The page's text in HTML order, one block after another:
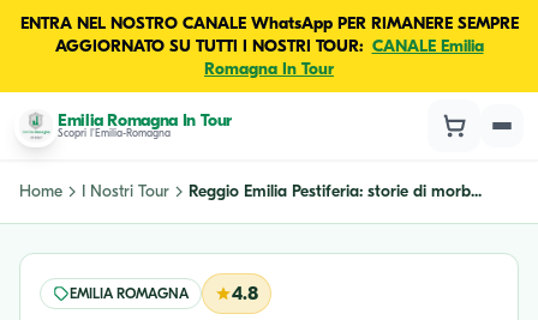
ENTRA NEL NOSTRO CANALE WhatsApp PER RIMANERE SEMPRE
AGGIORNATO SU TUTTI I NOSTRI TOUR: CANALE Emilia
Romagna In Tour
Emilia Romagna In Tour
Scopri l'Emilia-Romagna
Home I Nostri Tour Reggio Emilia Pestiferia: storie di morb...
EMILIA ROMAGNA 4.8